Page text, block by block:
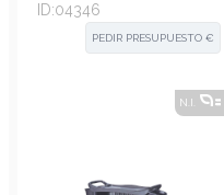
ID:04346
PEDIR PRESUPUESTO €
N.I.